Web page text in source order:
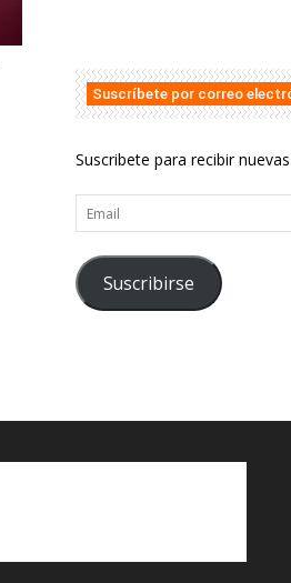
Suscríbete por correo
Suscribete para recibir
Email
Suscribirse